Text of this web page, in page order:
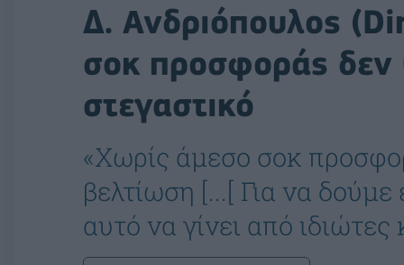
Δ. Ανδριόπουλος
σοκ προσφοράς δεν
στεγαστικό
«Χωρίς άμεσο σοκ
βελτίωση [...[ Για να
αυτό να γίνει από ιδιώτες